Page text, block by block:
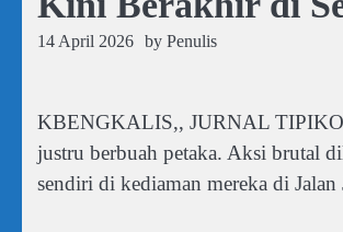
14 April 2026 by Penulis
KBENGKALIS,, JURNAL
justru berbuah petaka. Aksi brutal
sendiri di kediaman mereka di